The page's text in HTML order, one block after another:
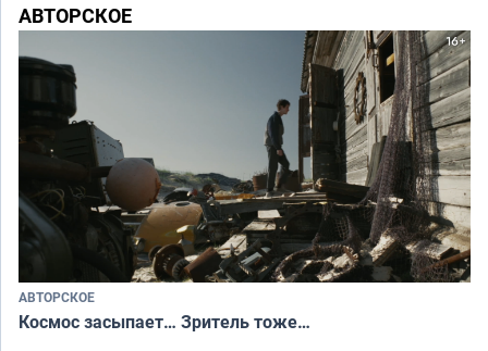
АВТОРСКОЕ
АВТОРСКОЕ
Космос засыпает… Зритель тоже…